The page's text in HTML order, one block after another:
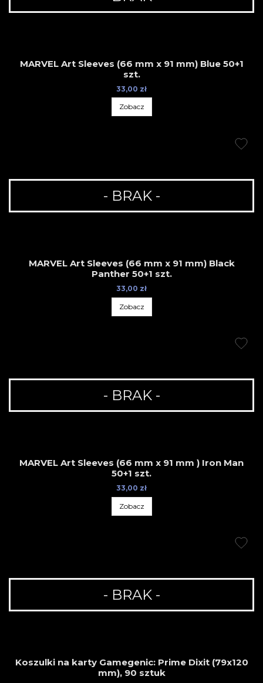
MARVEL Art Sleeves (66 mm x 91 mm) Blue 50+1
szt.
33,00 zł
Zobacz
- BRAK -
MARVEL Art Sleeves (66 mm x 91 mm) Black
Panther 50+1 szt.
33,00 zł
Zobacz
- BRAK -
MARVEL Art Sleeves (66 mm x 91 mm ) Iron Man
50+1 szt.
33,00 zł
Zobacz
- BRAK -
Koszulki na karty Gamegenic: Prime Dixit (79x120
mm), 90 sztuk